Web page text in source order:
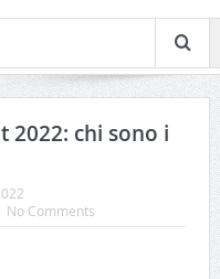
2022: chi sono i
No Comments